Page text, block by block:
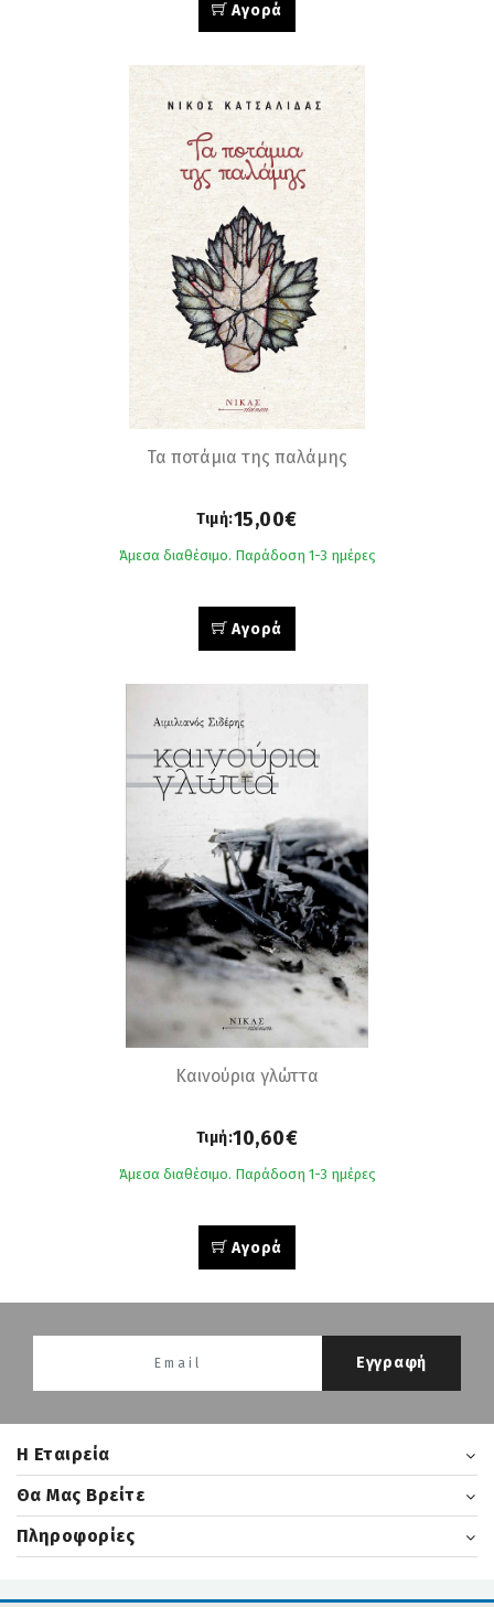
Αγορά
Τα ποτάμια της παλάμης
Τιμή:15,00€
Άμεσα διαθέσιμο. Παράδοση 1-3 ημέρες
Αγορά
Καινούρια γλώττα
Τιμή:10,60€
Άμεσα διαθέσιμο. Παράδοση 1-3 ημέρες
Αγορά
H Εταιρεία
Εγγραφή
Θα Μας Βρείτε
Πληροφορίες